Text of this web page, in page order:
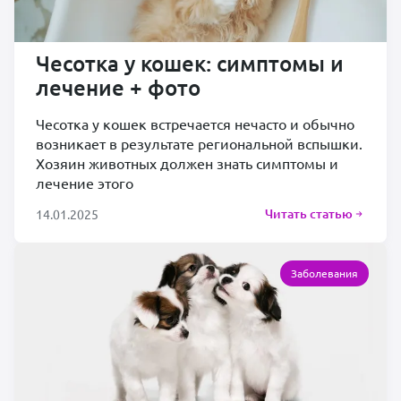
Чесотка у кошек: симптомы и
лечение + фото
Чесотка у кошек встречается нечасто и обычно
возникает в результате региональной вспышки.
Хозяин животных должен знать симптомы и
лечение этого
14.01.2025 Читать статью
Заболевания